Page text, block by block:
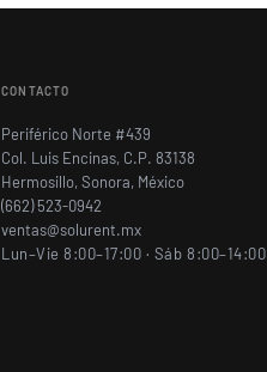
CONTACTO
Periférico Norte #439
Col. Luis Encinas, C.P. 83138
Hermosillo, Sonora, México
(662) 523-0942
ventas@solurent.mx
Lun–Vie 8:00–17:00 · Sáb 8:00–14:00